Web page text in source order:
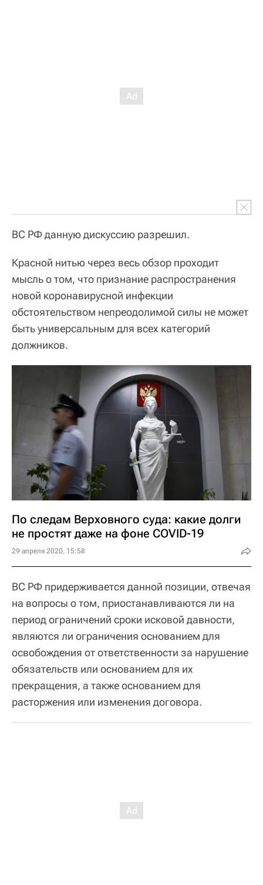
ВС РФ данную дискуссию разрешил.
Красной нитью через весь обзор проходит
мысль о том, что признание распространения
новой коронавирусной инфекции
обстоятельством непреодолимой силы не может
быть универсальным для всех категорий
должников.
По следам Верховного суда: какие долги
не простят даже на фоне COVID-19
29 апреля 2020, 15:58
ВС РФ придерживается данной позиции, отвечая
на вопросы о том, приостанавливаются ли на
период ограничений сроки исковой давности,
являются ли ограничения основанием для
освобождения от ответственности за нарушение
обязательств или основанием для их
прекращения, а также основанием для
расторжения или изменения договора.